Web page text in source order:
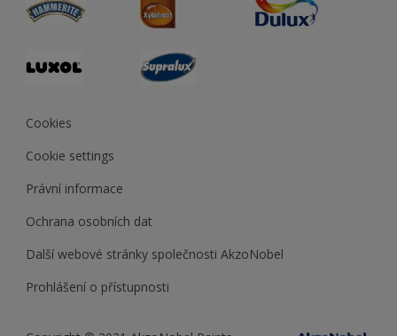
Cookies
Cookie settings
Právní informace
Ochrana osobních dat
Další webové stránky společnosti AkzoNobel
Prohlášení o přístupnosti